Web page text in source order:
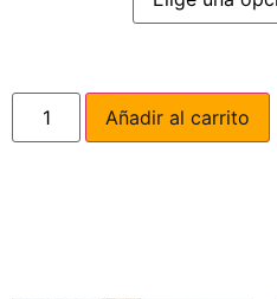
Añadir al carrito